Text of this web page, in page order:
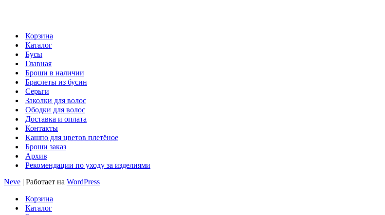
Корзина
Каталог
Бусы
Главная
Броши в наличии
Браслеты из бусин
Серьги
Заколки для волос
Ободки для волос
Доставка и оплата
Контакты
Кашпо для цветов плетёное
Броши заказ
Архив
Рекомендации по уходу за изделиями
Neve | Работает на WordPress
Корзина
Каталог